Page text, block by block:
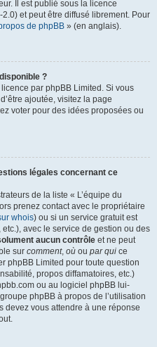
Il est publié sous la licence
et peut être diffusé librement. Pour
de phpBB » (en anglais).
?
par phpBB Limited. Si vous
ajoutée, visitez la page
voter pour des idées proposées ou
légales concernant ce
de la liste « L’équipe du
prenez contact avec le propriétaire
whois) ou si un service gratuit est
avec le service de gestion ou des
aucun contrôle et ne peut
sur comment, où ou par qui ce
phpBB Limited pour toute question
propos diffamatoires, etc.)
ou au logiciel phpBB lui-
phpBB à propos de l’utilisation
devez vous attendre à une réponse